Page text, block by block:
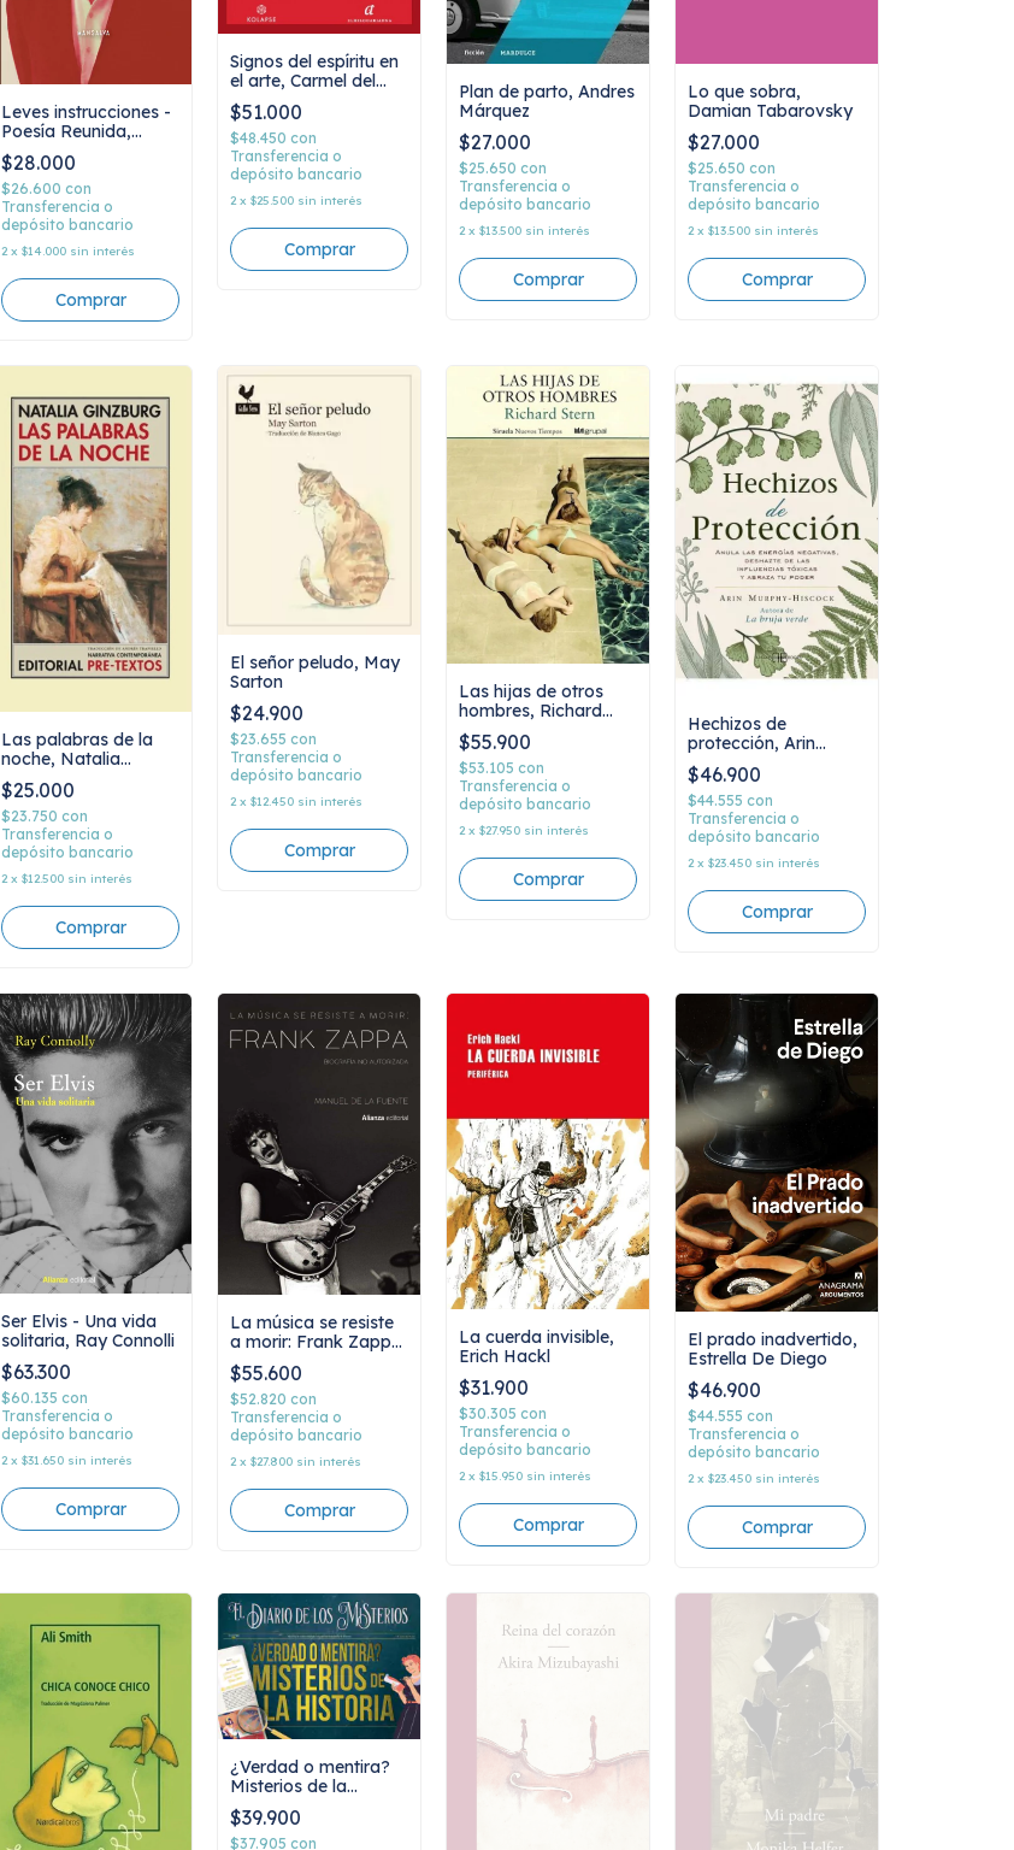
Leves instrucciones -
Poesía Reunida,
Alfredo Prior
$28.000
$26.600 con
Transferencia o
depósito bancario
2 x $14.000 sin interés
Signos del espíritu en
el arte, Carmel del
Calvo
$51.000
$48.450 con
Transferencia o
depósito bancario
2 x $25.500 sin interés
Plan de parto, Andres
Márquez
$27.000
$25.650 con
Transferencia o
depósito bancario
2 x $13.500 sin interés
Lo que sobra,
Damian Tabarovsky
$27.000
$25.650 con
Transferencia o
depósito bancario
2 x $13.500 sin interés
Las palabras de la
noche, Natalia
Ginzburg
$25.000
$23.750 con
Transferencia o
depósito bancario
2 x $12.500 sin interés
El señor peludo, May
Sarton
$24.900
$23.655 con
Transferencia o
depósito bancario
2 x $12.450 sin interés
Las hijas de otros
hombres, Richard
Stern
$55.900
$53.105 con
Transferencia o
depósito bancario
2 x $27.950 sin interés
Hechizos de
protección, Arin
Murphy Hiscock
$46.900
$44.555 con
Transferencia o
depósito bancario
2 x $23.450 sin interés
Ser Elvis - Una vida
solitaria, Ray Connolli
$63.300
$60.135 con
Transferencia o
depósito bancario
2 x $31.650 sin interés
La música se resiste
a morir: Frank Zappa
- Biografía no
autorizada, Manuel
de la Fuente Soler
$55.600
$52.820 con
Transferencia o
depósito bancario
2 x $27.800 sin interés
La cuerda invisible,
Erich Hackl
$31.900
$30.305 con
Transferencia o
depósito bancario
2 x $15.950 sin interés
El prado inadvertido,
Estrella De Diego
$46.900
$44.555 con
Transferencia o
depósito bancario
2 x $23.450 sin interés
¿Verdad o mentira?
Misterios de la
historia, Isabelle
Louviot
$39.900
$37.905 con